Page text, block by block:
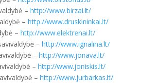
– http://www.birzai.lt/
– http://www.druskininkai.lt/
– http://www.elektrenai.lt/
– http://www.ignalina.lt/
– http://www.jonava.lt/
– http://www.joniskis.lt/
– http://www.jurbarkas.lt/